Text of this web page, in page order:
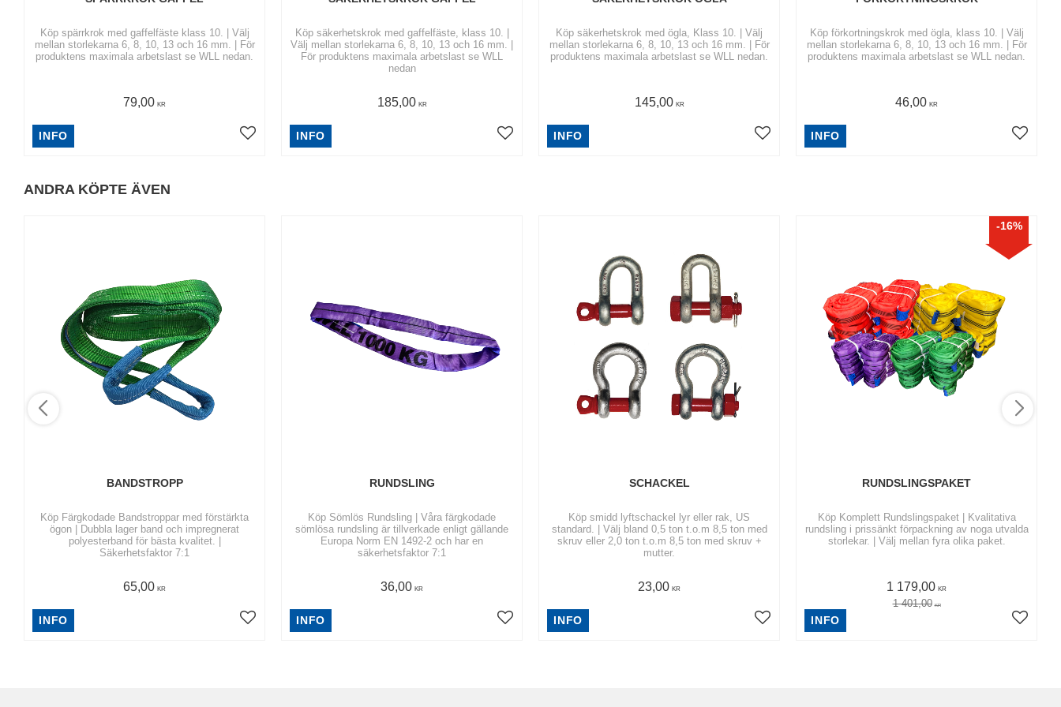
Köp spärrkrok med gaffelfäste klass 10. | Välj
mellan storlekarna 6, 8, 10, 13 och 16 mm. | För
produktens maximala arbetslast se WLL nedan.
79,00 KR
INFO
Köp säkerhetskrok med gaffelfäste, klass 10. |
Välj mellan storlekarna 6, 8, 10, 13 och 16 mm. |
För produktens maximala arbetslast se WLL
nedan
185,00 KR
INFO
Köp säkerhetskrok med ögla, Klass 10. | Välj
mellan storlekarna 6, 8, 10, 13 och 16 mm. | För
produktens maximala arbetslast se WLL nedan.
145,00 KR
INFO
Köp förkortningskrok med ögla, klass 10. | Välj
mellan storlekarna 6, 8, 10, 13 och 16 mm. | För
produktens maximala arbetslast se WLL nedan.
46,00 KR
INFO
ANDRA KÖPTE ÄVEN
BANDSTROPP
Köp Färgkodade Bandstroppar med förstärkta
ögon | Dubbla lager band och impregnerat
polyesterband för bästa kvalitet. |
Säkerhetsfaktor 7:1
65,00 KR
INFO
RUNDSLING
Köp Sömlös Rundsling | Våra färgkodade
sömlösa rundsling är tillverkade enligt gällande
Europa Norm EN 1492-2 och har en
säkerhetsfaktor 7:1
36,00 KR
INFO
SCHACKEL
Köp smidd lyftschackel lyr eller rak, US
standard. | Välj bland 0,5 ton t.o.m 8,5 ton med
skruv eller 2,0 ton t.o.m 8,5 ton med skruv +
mutter.
23,00 KR
INFO
RUNDSLINGSPAKET
Köp Komplett Rundslingspaket | Kvalitativa
rundsling i prissänkt förpackning av noga utvalda
storlekar. | Välj mellan fyra olika paket.
1 179,00 KR
1 401,00 KR
16%
INFO